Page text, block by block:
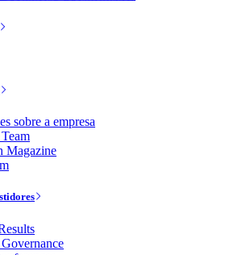
sobre a empresa
Magazine